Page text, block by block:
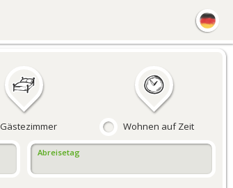
Gästezimmer Wohnen auf Zeit
Abreisetag